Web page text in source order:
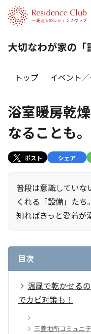
大切なわが家の「
トップ イベント
浴室暖房乾
なることも。
ポスト シェア
普段は意識していな
くれる「設備」たち。
知ればきっと愛着が
目次
温風で乾かせる
でカビ対策も！
三菱地所コミュニ